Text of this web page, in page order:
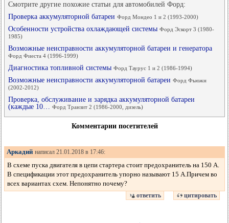
Смотрите другие похожие статьи для автомобилей Форд:
Проверка аккумуляторной батареи Форд Мондео 1 и 2 (1993-2000)
Особенности устройства охлаждающей системы Форд Эскорт 3 (1980-
1985)
Возможные неисправности аккумуляторной батареи и генератора
Форд Фиеста 4 (1996-1999)
Диагностика топливной системы Форд Таурус 1 и 2 (1986-1994)
Возможные неисправности аккумуляторной батареи Форд Фьюжн
(2002-2012)
Проверка, обслуживание и зарядка аккумуляторной батареи
(каждые 10… Форд Транзит 2 (1986-2000, дизель)
Комментарии посетителей
Аркадий написал 21.01.2018 в 17:46:
В схеме пуска двигателя в цепи стартера стоит предохранитель на 150 А.
В спецификации этот предохранитель упорно называют 15 А.Причем во
всех вариантах схем. Непонятно почему?
ответить цитировать